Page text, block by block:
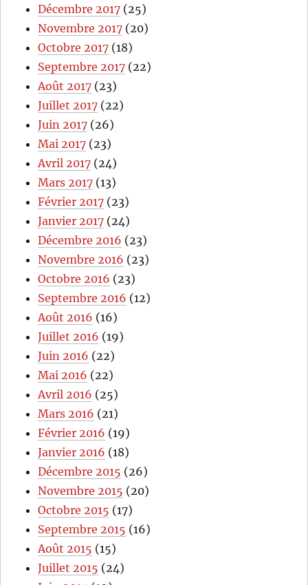
Décembre 2017 (25)
Novembre 2017 (20)
Octobre 2017 (18)
Septembre 2017 (22)
Août 2017 (23)
Juillet 2017 (22)
Juin 2017 (26)
Mai 2017 (23)
Avril 2017 (24)
Mars 2017 (13)
Février 2017 (23)
Janvier 2017 (24)
Décembre 2016 (23)
Novembre 2016 (23)
Octobre 2016 (23)
Septembre 2016 (12)
Août 2016 (16)
Juillet 2016 (19)
Juin 2016 (22)
Mai 2016 (22)
Avril 2016 (25)
Mars 2016 (21)
Février 2016 (19)
Janvier 2016 (18)
Décembre 2015 (26)
Novembre 2015 (20)
Octobre 2015 (17)
Septembre 2015 (16)
Août 2015 (15)
Juillet 2015 (24)